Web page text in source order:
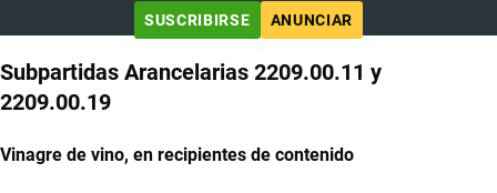
SUSCRIBIRSE
ANUNCIAR
Subpartidas Arancelarias 2209.00.11 y
2209.00.19
Vinagre de vino, en recipientes de contenido